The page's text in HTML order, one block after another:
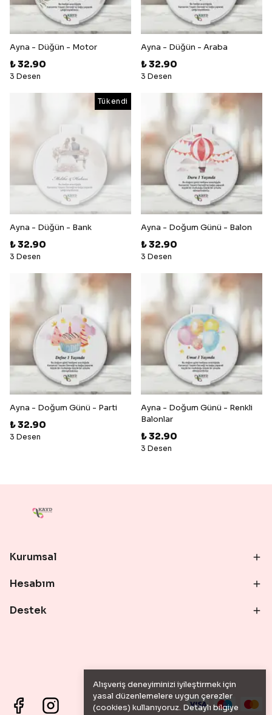
Alışveriş deneyiminizi iyileştirmek için
yasal düzenlemelere uygun çerezler
(cookies) kullanıyoruz. Detaylı bilgiye
Ayna - Düğün - Motor
₺ 32.90
3 Desen
Ayna - Düğün - Araba
₺ 32.90
3 Desen
Tükendi
Ayna - Düğün - Bank
₺ 32.90
3 Desen
Ayna - Doğum Günü - Balon
₺ 32.90
3 Desen
Ayna - Doğum Günü - Parti
₺ 32.90
3 Desen
Ayna - Doğum Günü - Renkli
Balonlar
₺ 32.90
3 Desen
Kurumsal
Hesabım
Destek